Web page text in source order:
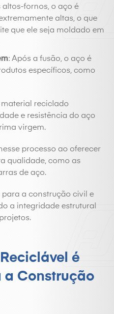
altos-fornos, o aço é
altas, o que
que ele seja moldado em
: Após a fusão, o aço é
específicos, como
material reciclado
e resistência do aço
virgem.
processo ao oferecer
qualidade, como as
de aço.
para a construção civil e
a integridade estrutural
é
a Construção